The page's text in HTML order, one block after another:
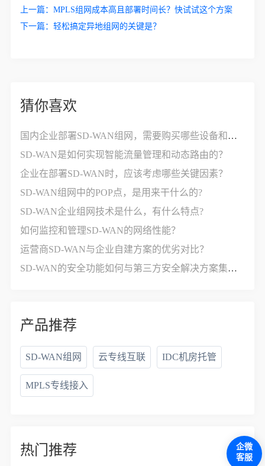
上一篇：MPLS组网成本高且部署时间长？快试试这个方案
下一篇：轻松搞定异地组网的关键是？
猜你喜欢
国内企业部署SD-WAN组网，需要购买哪些设备和服务？
SD-WAN是如何实现智能流量管理和动态路由的？
企业在部署SD-WAN时，应该考虑哪些关键因素？
SD-WAN组网中的POP点，是用来干什么的?
SD-WAN企业组网技术是什么，有什么特点?
如何监控和管理SD-WAN的网络性能？
运营商SD-WAN与企业自建方案的优劣对比？
SD-WAN的安全功能如何与第三方安全解决方案集成？
产品推荐
SD-WAN组网 云专线互联 IDC机房托管
MPLS专线接入
热门推荐
企微
客服